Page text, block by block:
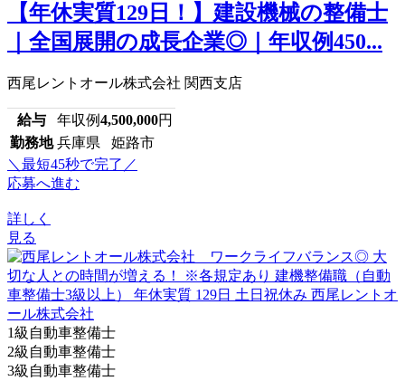
【年休実質129日！】建設機械の整備士
｜全国展開の成長企業◎｜年収例450...
西尾レントオール株式会社 関西支店
給与 年収例4,500,000円
勤務地 兵庫県 姫路市
＼最短45秒で完了／
応募へ進む
詳しく
見る
1級自動車整備士
2級自動車整備士
3級自動車整備士